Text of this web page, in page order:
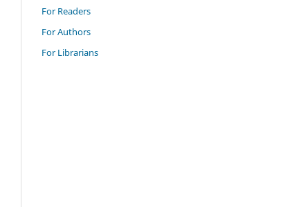
For Readers
For Authors
For Librarians